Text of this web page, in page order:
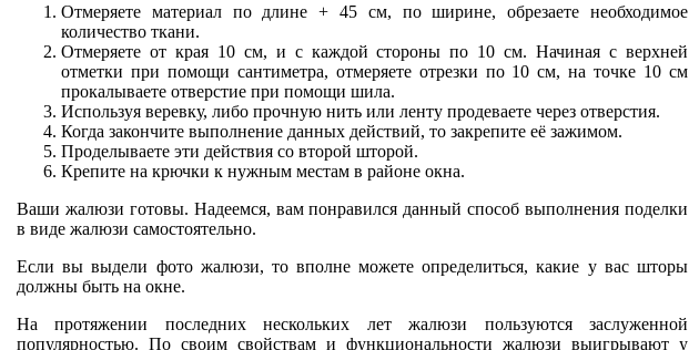
Отмеряете материал по длине + 45 см, по ширине, обрезаете необходимое
количество ткани.
Отмеряете от края 10 см, и с каждой стороны по 10 см. Начиная с верхней
отметки при помощи сантиметра, отмеряете отрезки по 10 см, на точке 10 см
прокалываете отверстие при помощи шила.
Используя веревку, либо прочную нить или ленту продеваете через отверстия.
Когда закончите выполнение данных действий, то закрепите её зажимом.
Проделываете эти действия со второй шторой.
Крепите на крючки к нужным местам в районе окна.
Ваши жалюзи готовы. Надеемся, вам понравился данный способ выполнения поделки
в виде жалюзи самостоятельно.
Если вы выдели фото жалюзи, то вполне можете определиться, какие у вас шторы
должны быть на окне.
На протяжении последних нескольких лет жалюзи пользуются заслуженной
популярностью. По своим свойствам и функциональности жалюзи выигрывают у